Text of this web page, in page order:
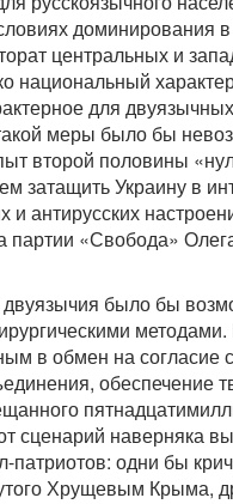
доминирования
центральных и
национальный
для
меры было бы
второй половины
затащить Украину в
и антирусских
партии «Свобода»
было бы
в обмен на согласие
обеспечение
сценарий наверняка
патриотов: одни бы
Хрущевым Крыма,